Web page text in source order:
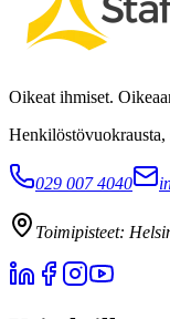
Oikeat ihmiset.
029 007 4040
Toimipisteet: